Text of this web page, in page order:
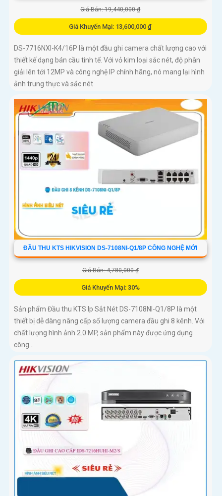
Giá Bán: 19,440,000 ₫
Giá Khuyến Mại: 13,600,000 ₫
DS-7716NXI-K4/16P là một đầu ghi camera chất lượng cao với
thiết kế dạng bán cầu tinh tế. Với vỏ kim loại sắc nét, độ phân
giải lên tới 12MP và công nghệ IP chính hãng, nó mang lại hình
ảnh trung thực và sắc nét
ĐẦU THU KTS HIKVISION DS-7108NI-Q1/8P CÔNG NGHỆ MỚI
Giá Bán: 4,780,000 ₫
Giá Khuyến Mại: 30%
Sản phẩm Đầu thu KTS Ip Sắt Nét DS-7108NI-Q1/8P là một
thiết bị dễ dàng nâng cấp số lượng camera đầu ghi 8 kênh. Với
chất lượng hình ảnh 2.0 MP, sản phẩm này được ứng dụng
công...